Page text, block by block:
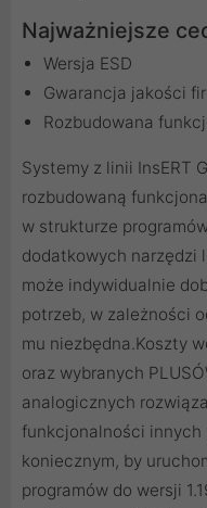
Najważniejsze
Wersja ESD
Gwarancja jakości
Rozbudowana
Systemy z linii InsERT
rozbudowaną
w strukturze
dodatkowych narzędzi
może indywidualnie
potrzeb, w zależności
mu niezbędna.Koszty
oraz wybranych
analogicznych
funkcjonalności innych
koniecznym, by
programów do wersji